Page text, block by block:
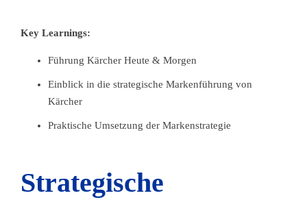
Key Learnings:
Führung Kärcher Heute & Morgen
Einblick in die strategische Markenführung von
Kärcher
Praktische Umsetzung der Markenstrategie
Strategische